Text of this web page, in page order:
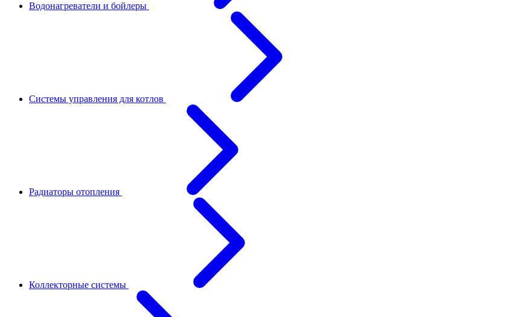
Водонагреватели и бойлеры
Системы управления для котлов
Радиаторы отопления
Коллекторные системы